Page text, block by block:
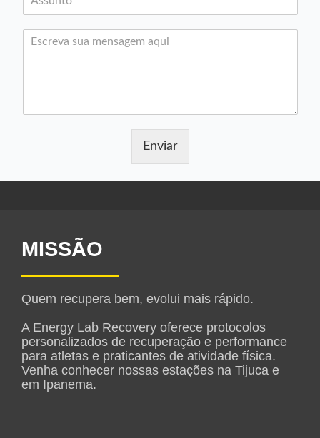
M
Enviar
MISSÃO
Quem recupera bem, evolui mais rápido.
A Energy Lab Recovery oferece protocolos
personalizados de recuperação e performance
para atletas e praticantes de atividade física.
Venha conhecer nossas estações na Tijuca e
em Ipanema.